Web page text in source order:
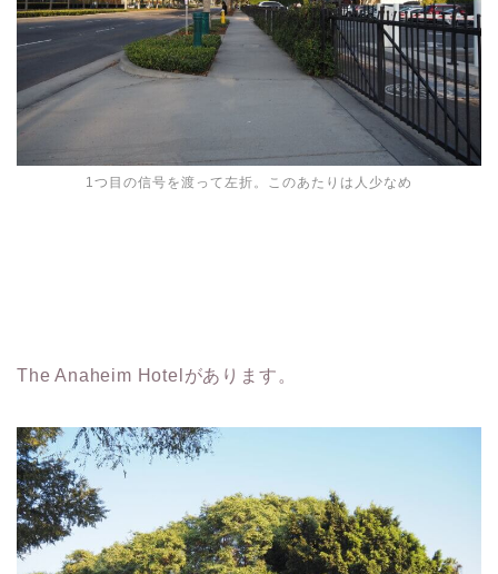
1つ目の信号を渡って左折。このあたりは人少なめ
The Anaheim Hotelがあります。